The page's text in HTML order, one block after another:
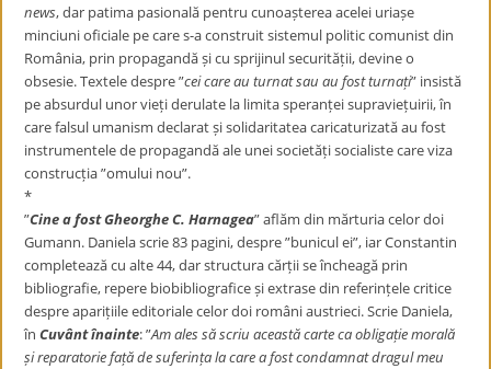
news, dar patima pasională pentru cunoașterea acelei uriașe
minciuni oficiale pe care s-a construit sistemul politic comunist din
România, prin propagandă și cu sprijinul securității, devine o
obsesie. Textele despre ”cei care au turnat sau au fost turnați” insistă
pe absurdul unor vieți derulate la limita speranței supraviețuirii, în
care falsul umanism declarat și solidaritatea caricaturizată au fost
instrumentele de propagandă ale unei societăți socialiste care viza
construcția ”omului nou”.
*
”Cine a fost Gheorghe C. Harnagea” aflăm din mărturia celor doi
Gumann. Daniela scrie 83 pagini, despre ”bunicul ei”, iar Constantin
completează cu alte 44, dar structura cărții se încheagă prin
bibliografie, repere biobibliografice și extrase din referințele critice
despre aparițiile editoriale celor doi români austrieci. Scrie Daniela,
înCuvânt înainte: ”Am ales să scriu această carte ca obligație morală
și reparatorie față de suferința la care a fost condamnat dragul meu